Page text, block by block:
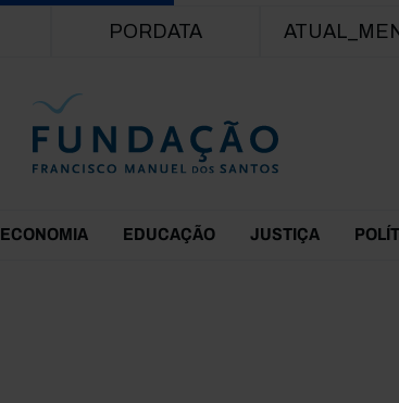
PORDATA
ECONOMIA EDUCAÇÃO JUSTIÇA